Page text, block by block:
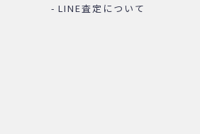
LINE査定について